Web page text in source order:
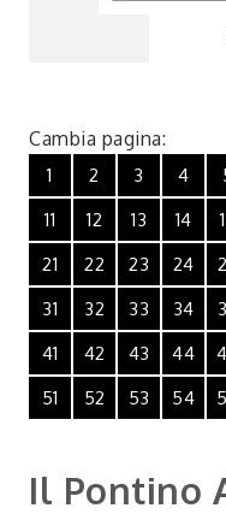
Cambia pagina:
1 2 3 4
11
12 13 14
21
22 23 24
31
32 33 34
41
42 43 44
51
52 53 54
Il Pontino